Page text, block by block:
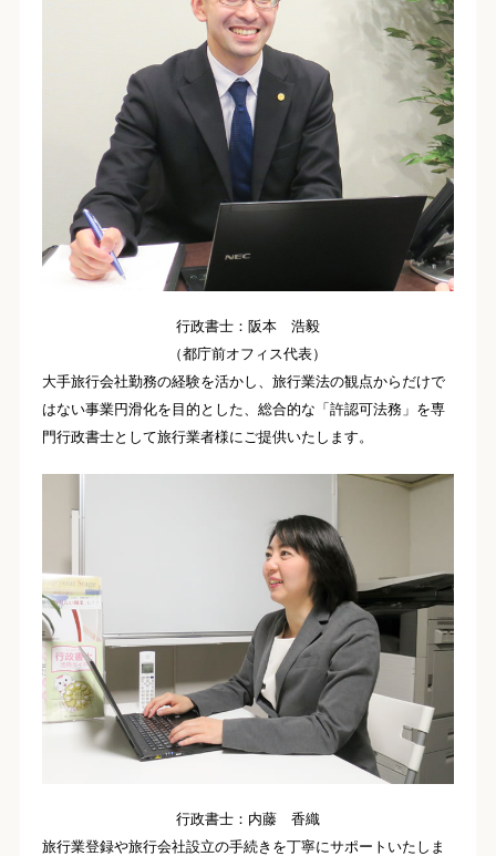
行政書士：阪本 浩毅
（都庁前オフィス代表）
大手旅行会社勤務の経験を活かし、旅行業法の観点からだけで
はない事業円滑化を目的とした、総合的な「許認可法務」を専
門行政書士として旅行業者様にご提供いたします。
行政書士：内藤 香織
旅行業登録や旅行会社設立の手続きを丁寧にサポートいたしま